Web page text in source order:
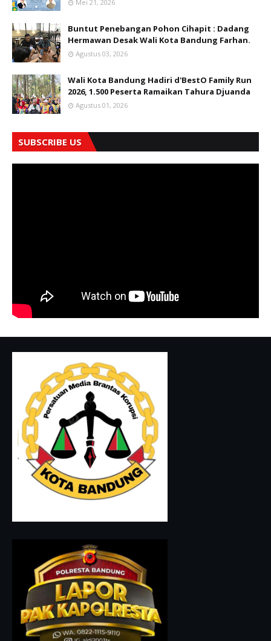
Mei 21, 2026
Buntut Penebangan Pohon Cihapit : Dadang
Hermawan Desak Wali Kota Bandung Farhan.
Agustus 03, 2026
Wali Kota Bandung Hadiri d'BestO Family Run
2026, 1.500 Peserta Ramaikan Tahura Djuanda
Agustus 01, 2026
SUBSCRIBE US